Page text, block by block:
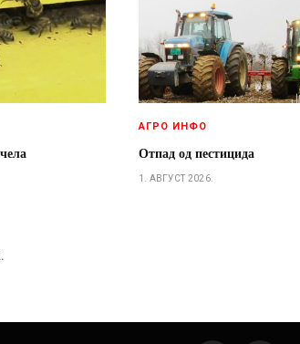
АГРО ИНФО
Отпад од пестицида
1. АВГУСТ 2026.